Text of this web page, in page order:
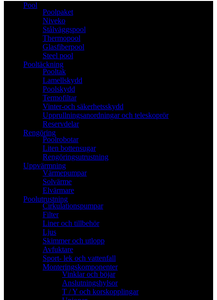
Pool
Poolpaket
Niveko
Stålväggspool
Thermopool
Glasfiberpool
Steel pool
Pooltäckning
Pooltak
Lamellskydd
Poolskydd
Termofiltar
Vinter-och säkerhetsskydd
Upprullningsanordningar och teleskoprör
Reservdelar
Rengöring
Poolrobotar
Liten bottensugar
Rengöringsutrustning
Uppvärmning
Värmepumpar
Solvärme
Elvärmare
Poolutrustning
Cirkulationspumpar
Filter
Liner och tillbehör
Ljus
Skimmer och utlopp
Avfuktare
Sport- lek och vattenfall
Monteringskomponenter
Vinklar och böjar
Anslutningshylsor
T / Y och korskopplingar